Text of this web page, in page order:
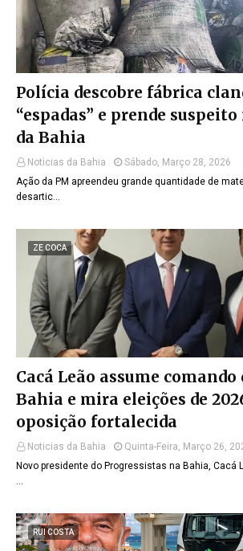
Polícia descobre fábrica
“espadas” e prende
da Bahia
Noticias da Bahia
Sábado, Março 28, 2026
Ação da PM apreendeu grande quantidade de
desartic…
ZE COCA
Cacá Leão assume comando
Bahia e mira eleições de
oposição fortalecida
Noticias da Bahia
Quinta-Feira, Março 26,
Novo presidente do Progressistas na Bahia, Cacá
…
RUI COSTA